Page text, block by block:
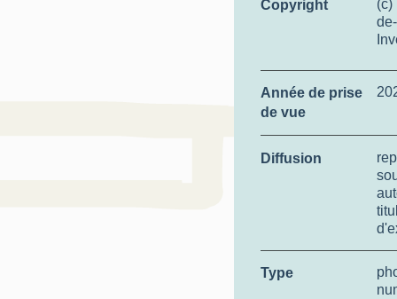
Copyright
(c)
Année de prise
de vue
Diffusion
Type